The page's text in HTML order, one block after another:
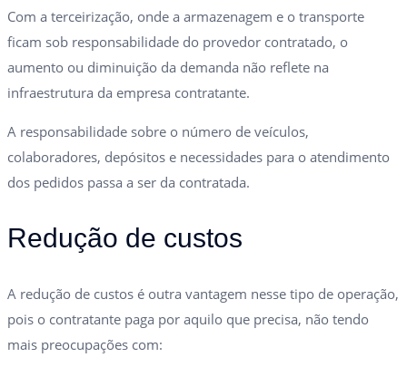
Com a terceirização, onde a armazenagem e o transporte
ficam sob responsabilidade do provedor contratado, o
aumento ou diminuição da demanda não reflete na
infraestrutura da empresa contratante.
A responsabilidade sobre o número de veículos,
colaboradores, depósitos e necessidades para o atendimento
dos pedidos passa a ser da contratada.
Redução de custos
A redução de custos é outra vantagem nesse tipo de operação,
pois o contratante paga por aquilo que precisa, não tendo
mais preocupações com: